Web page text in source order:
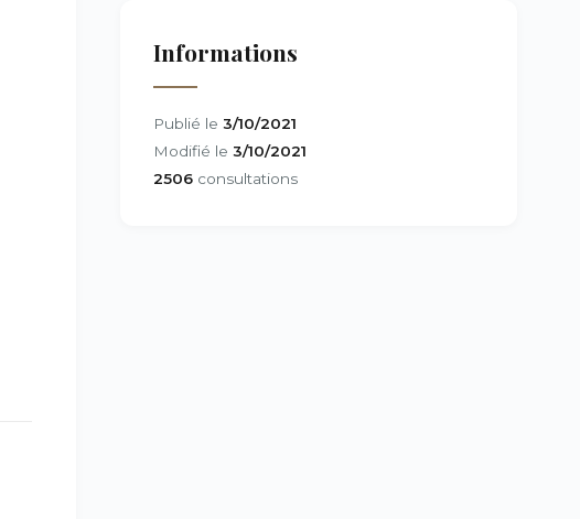
Informations
Publié le 3/10/2021
Modifié le 3/10/2021
2506 consultations